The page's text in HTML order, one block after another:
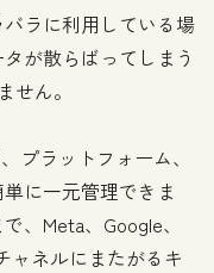
ラに利用している場
が散らばってしまう
せん。
プラットフォーム、
に一元管理できま
、Meta、Google、
ャネルにまたがるキ